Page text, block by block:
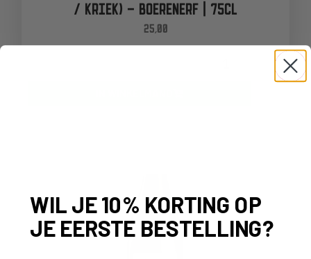
/ KRIEK) – BOERENERF | 75CL
25,00
WIL JE 10% KORTING OP
JE EERSTE BESTELLING?